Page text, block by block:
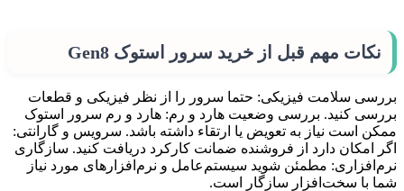
نکات مهم قبل از خرید سرور استوک Gen8
بررسی سلامت فیزیکی: حتما سرور را از نظر فیزیکی و قطعات
بررسی کنید. بررسی وضعیت هارد و رم: هارد و رم سرور استوک
ممکن است نیاز به تعویض یا ارتقاء داشته باشد. سرویس و گارانتی:
اگر امکان دارد از فروشنده ضمانت کارکرد دریافت کنید. سازگاری
نرم‌افزاری: مطمئن شوید سیستم‌عامل و نرم‌افزارهای مورد نیاز
شما با سخت‌افزار سازگار است.